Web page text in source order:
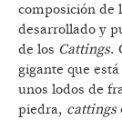
composición de
desarrollado y
de los Cattings.
gigante que
unos lodos de
piedra, cattings